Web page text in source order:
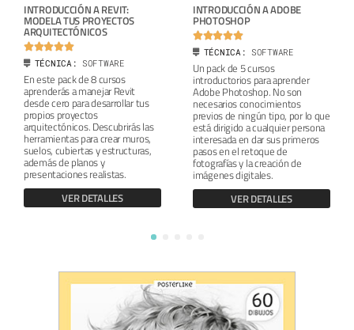
INTRODUCCIÓN A REVIT:
MODELA TUS PROYECTOS
ARQUITECTÓNICOS

TÉCNICA:SOFTWARE
En este pack de 8 cursos
aprenderás a manejar Revit
desde cero para desarrollar tus
propios proyectos
arquitectónicos. Descubrirás las
herramientas para crear muros,
suelos, cubiertas y estructuras,
además de planos y
presentaciones realistas.
VER DETALLES
INTRODUCCIÓN A ADOBE
PHOTOSHOP

TÉCNICA:SOFTWARE
Un pack de 5 cursos
introductorios para aprender
Adobe Photoshop. No son
necesarios conocimientos
previos de ningún tipo, por lo que
está dirigido a cualquier persona
interesada en dar sus primeros
pasos en el retoque de
fotografías y la creación de
imágenes digitales.
VER DETALLES
4